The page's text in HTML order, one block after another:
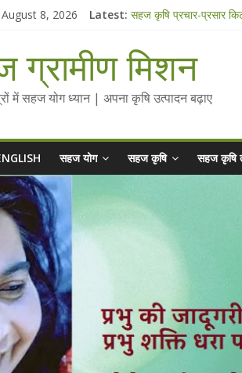
8, 2026 Latest: सहज कृषि प्रचार-प्रसार
Standee Designs @
Chalo Gaon Ki Or
Collected Talks on
ग्रामीण मिशन
में सहज योग ध्यान | अपना कृषि उत्पादन बढ़ाए
सहज योग सहज कृषि सहज कृषि